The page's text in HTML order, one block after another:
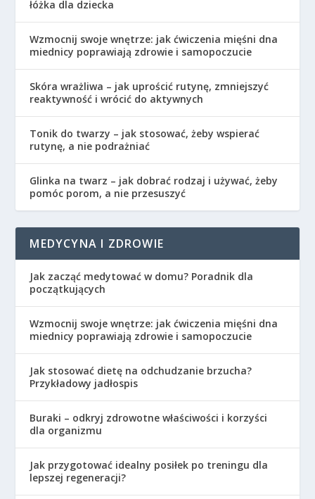
łóżka dla dziecka
Wzmocnij swoje wnętrze: jak ćwiczenia mięśni dna
miednicy poprawiają zdrowie i samopoczucie
Skóra wrażliwa – jak uprościć rutynę, zmniejszyć
reaktywność i wrócić do aktywnych
Tonik do twarzy – jak stosować, żeby wspierać
rutynę, a nie podrażniać
Glinka na twarz – jak dobrać rodzaj i używać, żeby
pomóc porom, a nie przesuszyć
MEDYCYNA I ZDROWIE
Jak zacząć medytować w domu? Poradnik dla
początkujących
Wzmocnij swoje wnętrze: jak ćwiczenia mięśni dna
miednicy poprawiają zdrowie i samopoczucie
Jak stosować dietę na odchudzanie brzucha?
Przykładowy jadłospis
Buraki – odkryj zdrowotne właściwości i korzyści
dla organizmu
Jak przygotować idealny posiłek po treningu dla
lepszej regeneracji?